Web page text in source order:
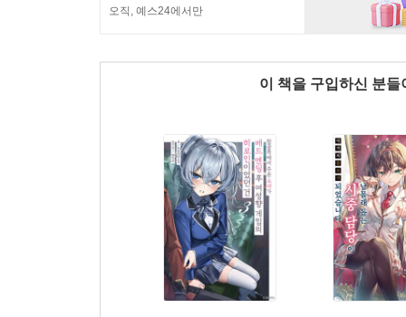
오직, 예스24에서만
이 책을 구입하신 분